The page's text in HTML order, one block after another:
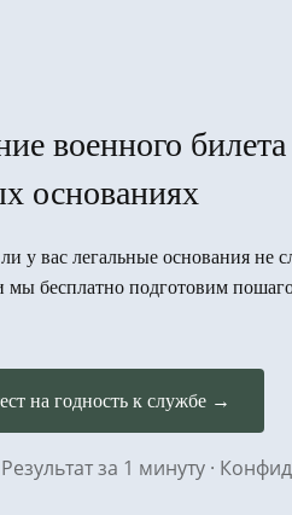
военного
основаниях
ли у вас легальные основания
мы бесплатно подготовим
на годность к службе →
за 1 минуту ·